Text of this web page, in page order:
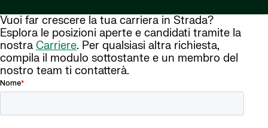
Vuoi far crescere la tua carriera in Strada?
Esplora le posizioni aperte e candidati tramite la
nostra Carriere. Per qualsiasi altra richiesta,
compila il modulo sottostante e un membro del
nostro team ti contatterà.